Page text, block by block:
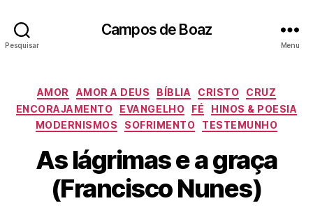
Pesquisar
Campos de Boaz
Menu
C
a
t
e
o
r
i
AMOR AMOR A DEUS BÍBLIA CRISTO
CRUZ
ENCORAJAMENTO
EVANGELHO FÉ
HINOS & POESIA
MODERNISMOS
SOFRIMENTO TESTEMUNHO
As lágrimas e a graça
(Francisco Nunes)